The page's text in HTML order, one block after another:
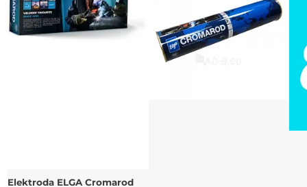
Elektroda ELGA Cromarod